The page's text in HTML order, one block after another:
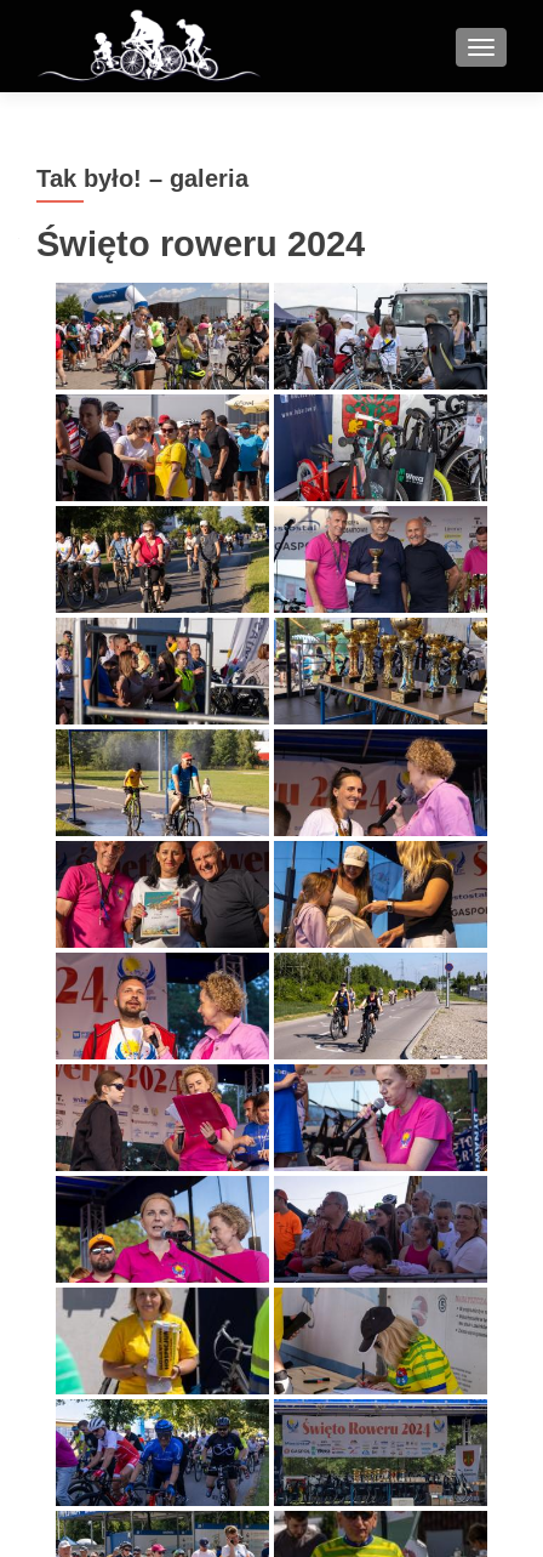
MENU
Tak było! – galeria
Święto roweru 2024